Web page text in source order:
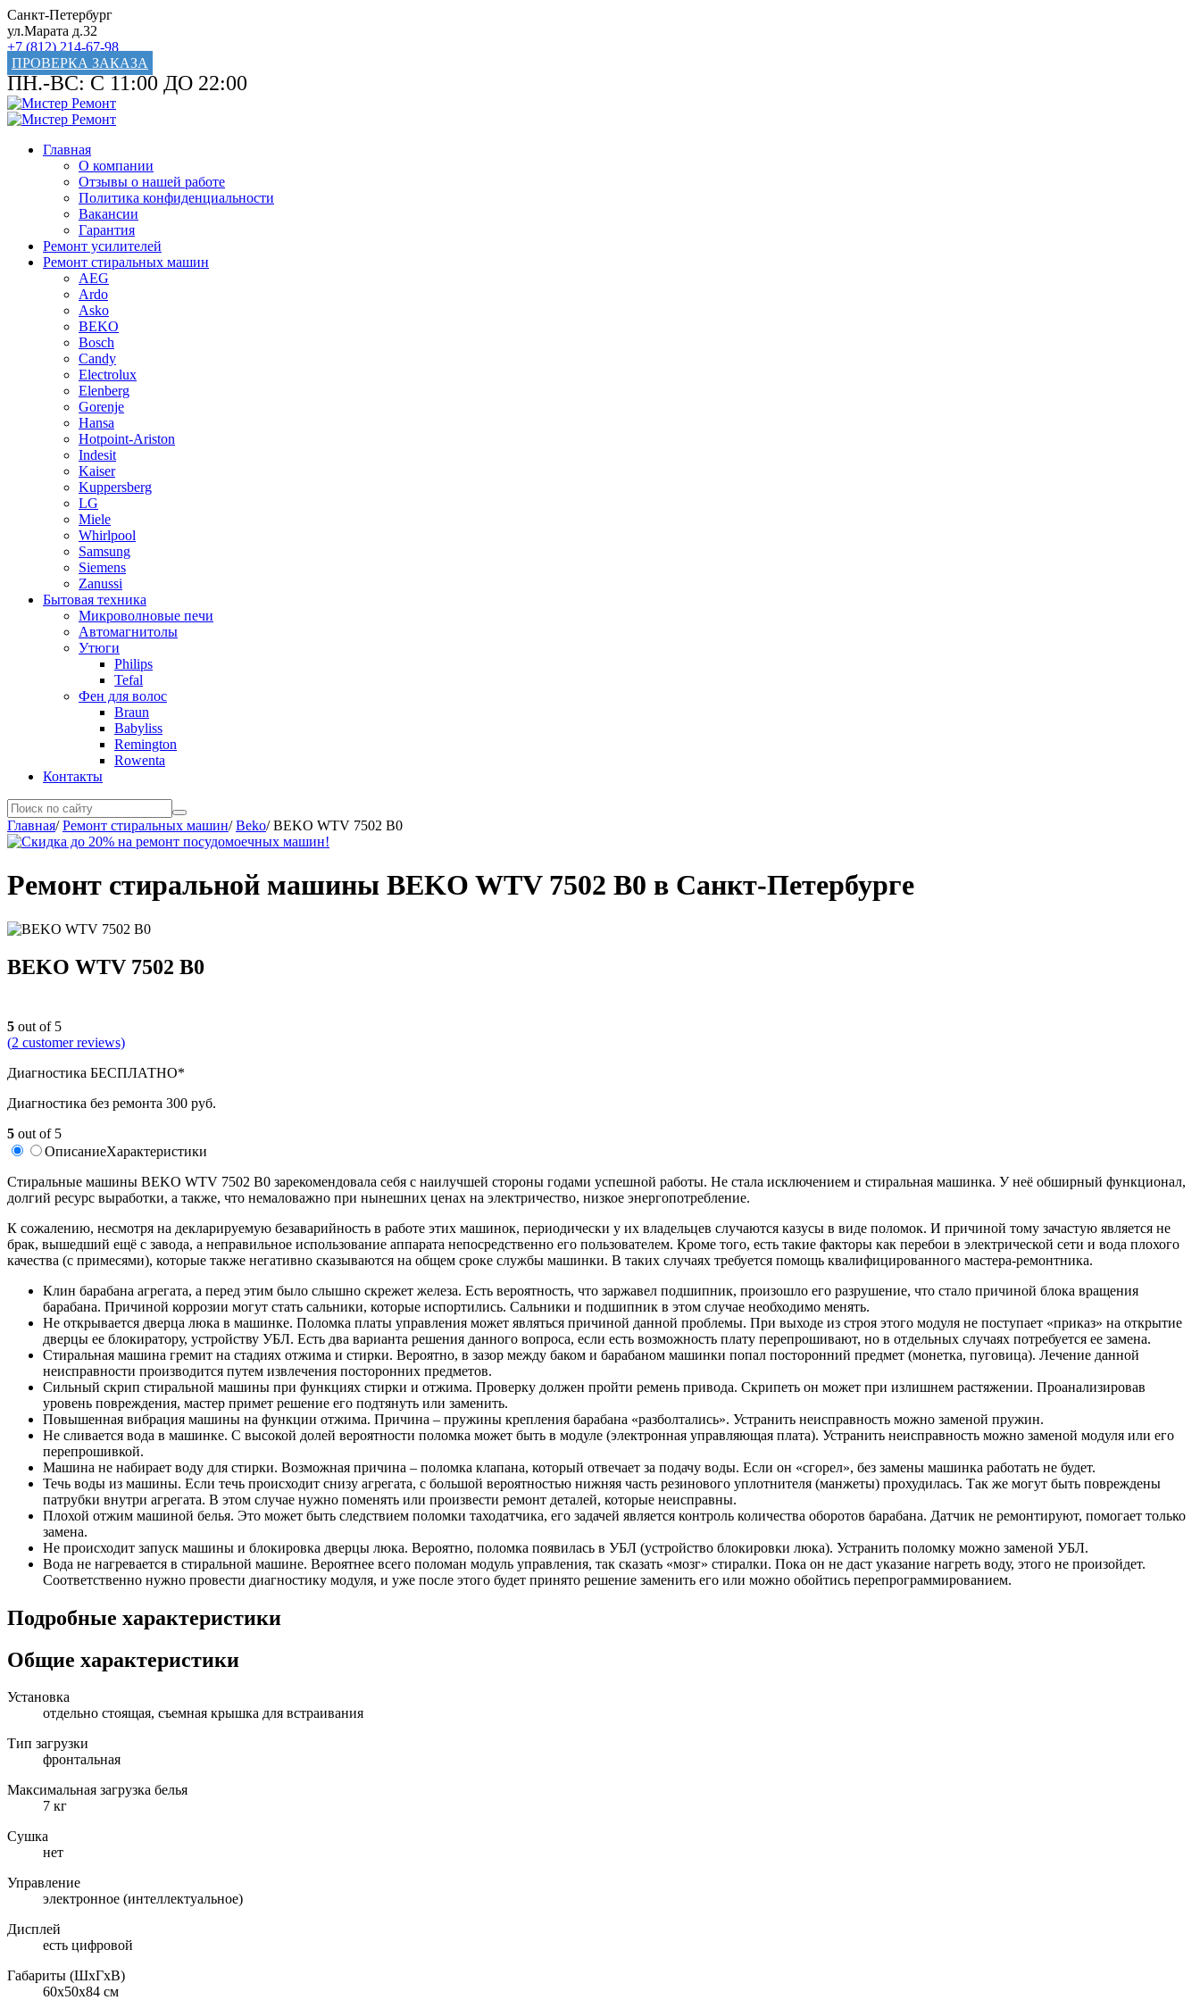
Санкт-Петербург
ул.Марата д.32
+7 (812) 214-67-98
ПРОВЕРКА ЗАКАЗА
ПН.-ВС: С 11:00 ДО 22:00
Главная
О компании
Отзывы о нашей работе
Политика конфиденциальности
Вакансии
Гарантия
Ремонт усилителей
Ремонт стиральных машин
AEG
Ardo
Asko
BEKO
Bosch
Candy
Electrolux
Elenberg
Gorenje
Hansa
Hotpoint-Ariston
Indesit
Kaiser
Kuppersberg
LG
Miele
Whirlpool
Samsung
Siemens
Zanussi
Бытовая техника
Микроволновые печи
Автомагнитолы
Утюги
Philips
Tefal
Фен для волос
Braun
Babyliss
Remington
Rowenta
Контакты
Главная/Ремонт стиральных машин/Beko/BEKO WTV 7502 B0
Ремонт стиральной машины BEKO WTV 7502 B0 в Санкт-Петербурге
BEKO WTV 7502 B0
5 out of 5
(2 customer reviews)
Диагностика БЕСПЛАТНО*
Диагностика без ремонта 300 руб.
5 out of 5
ОписаниеХарактеристики
Стиральные машины BEKO WTV 7502 B0 зарекомендовала себя с наилучшей стороны годами успешной работы. Не стала исключением и стиральная машинка. У неё обширный функционал,
долгий ресурс выработки, а также, что немаловажно при нынешних ценах на электричество, низкое энергопотребление.
К сожалению, несмотря на декларируемую безаварийность в работе этих машинок, периодически у их владельцев случаются казусы в виде поломок. И причиной тому зачастую является не
брак, вышедший ещё с завода, а неправильное использование аппарата непосредственно его пользователем. Кроме того, есть такие факторы как перебои в электрической сети и вода плохого
качества (с примесями), которые также негативно сказываются на общем сроке службы машинки. В таких случаях требуется помощь квалифицированного мастера-ремонтника.
Клин барабана агрегата, а перед этим было слышно скрежет железа. Есть вероятность, что заржавел подшипник, произошло его разрушение, что стало причиной блока вращения
барабана. Причиной коррозии могут стать сальники, которые испортились. Сальники и подшипник в этом случае необходимо менять.
Не открывается дверца люка в машинке. Поломка платы управления может являться причиной данной проблемы. При выходе из строя этого модуля не поступает «приказ» на открытие
дверцы ее блокиратору, устройству УБЛ. Есть два варианта решения данного вопроса, если есть возможность плату перепрошивают, но в отдельных случаях потребуется ее замена.
Стиральная машина гремит на стадиях отжима и стирки. Вероятно, в зазор между баком и барабаном машинки попал посторонний предмет (монетка, пуговица). Лечение данной
неисправности производится путем извлечения посторонних предметов.
Сильный скрип стиральной машины при функциях стирки и отжима. Проверку должен пройти ремень привода. Скрипеть он может при излишнем растяжении. Проанализировав
уровень повреждения, мастер примет решение его подтянуть или заменить.
Повышенная вибрация машины на функции отжима. Причина – пружины крепления барабана «разболтались». Устранить неисправность можно заменой пружин.
Не сливается вода в машинке. С высокой долей вероятности поломка может быть в модуле (электронная управляющая плата). Устранить неисправность можно заменой модуля или его
перепрошивкой.
Машина не набирает воду для стирки. Возможная причина – поломка клапана, который отвечает за подачу воды. Если он «сгорел», без замены машинка работать не будет.
Течь воды из машины. Если течь происходит снизу агрегата, с большой вероятностью нижняя часть резинового уплотнителя (манжеты) прохудилась. Так же могут быть повреждены
патрубки внутри агрегата. В этом случае нужно поменять или произвести ремонт деталей, которые неисправны.
Плохой отжим машиной белья. Это может быть следствием поломки таходатчика, его задачей является контроль количества оборотов барабана. Датчик не ремонтируют, помогает только
замена.
Не происходит запуск машины и блокировка дверцы люка. Вероятно, поломка появилась в УБЛ (устройство блокировки люка). Устранить поломку можно заменой УБЛ.
Вода не нагревается в стиральной машине. Вероятнее всего поломан модуль управления, так сказать «мозг» стиралки. Пока он не даст указание нагреть воду, этого не произойдет.
Соответственно нужно провести диагностику модуля, и уже после этого будет принято решение заменить его или можно обойтись перепрограммированием.
Подробные характеристики
Общие характеристики
Установка
отдельно стоящая, съемная крышка для встраивания
Тип загрузки
фронтальная
Максимальная загрузка белья
7 кг
Сушка
нет
Управление
электронное (интеллектуальное)
Дисплей
есть цифровой
Габариты (ШxГxВ)
60x50x84 см